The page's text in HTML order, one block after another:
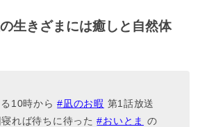
生きざまには癒しと自然体
る10時から#凪のお暇 第1話放送
れば待ちに待った#おいとま の